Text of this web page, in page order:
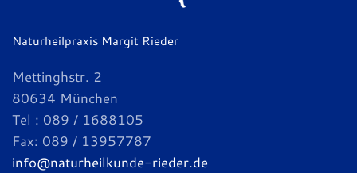
Naturheilpraxis Margit Rieder
Mettinghstr. 2
80634 München
Tel : 089 / 1688105
Fax: 089 / 13957787
info@naturheilkunde-rieder.de